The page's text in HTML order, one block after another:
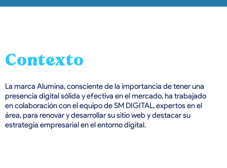
Contexto
La marca Alumina, consciente de la importancia de tener una
presencia digital sólida y efectiva en el mercado, ha trabajado
en colaboración con el equipo de SM DIGITAL, expertos en el
área, para renovar y desarrollar su sitio web y destacar su
estrategia empresarial en el entorno digital.